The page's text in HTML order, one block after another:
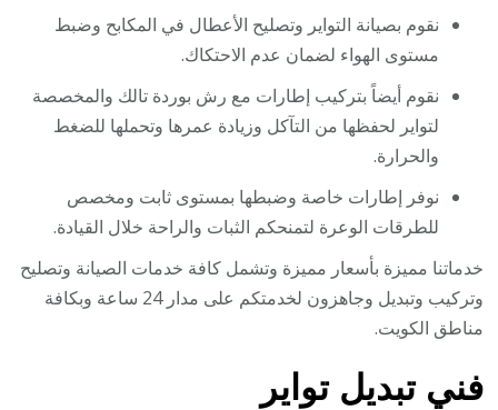
نقوم بصيانة التواير وتصليح الأعطال في المكابح وضبط
مستوى الهواء لضمان عدم الاحتكاك.
نقوم أيضاً بتركيب إطارات مع رش بوردة تالك والمخصصة
لتواير لحفظها من التآكل وزيادة عمرها وتحملها للضغط
والحرارة.
نوفر إطارات خاصة وضبطها بمستوى ثابت ومخصص
للطرقات الوعرة لتمنحكم الثبات والراحة خلال القيادة.
خدماتنا مميزة بأسعار مميزة وتشمل كافة خدمات الصيانة وتصليح
وتركيب وتبديل وجاهزون لخدمتكم على مدار 24 ساعة وبكافة
مناطق الكويت.
فني تبديل تواير